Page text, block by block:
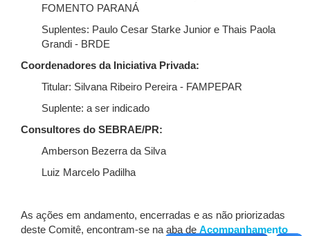
FOMENTO PARANÁ
Suplentes: Paulo Cesar Starke Junior e Thais Paola
Grandi - BRDE
Coordenadores da Iniciativa Privada:
Titular: Silvana Ribeiro Pereira - FAMPEPAR
Suplente: a ser indicado
Consultores do SEBRAE/PR:
Amberson Bezerra da Silva
Luiz Marcelo Padilha
As ações em andamento, encerradas e as não priorizadas
deste Comitê, encontram-se na aba de Acompanhamento